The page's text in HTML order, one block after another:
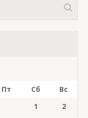
Пт Сб
Вс
1
2